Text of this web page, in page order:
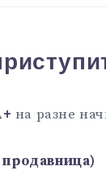
на разне